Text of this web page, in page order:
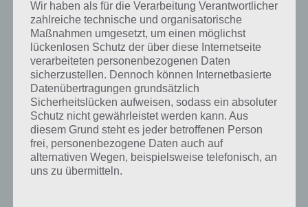
Bilder 1 Wort, doch welche Bedeutung hat dieses eigentlich und was
gibt es dazu zu wissen? Passt das Wort auch zu Traumberufe? Zu
bestimmten Lösungen präsentieren wir daher auch immer eine
kurze Begriffserklärung!
Zu Fabrik haben wir zunächst keine weiteren Informationen parat!
Auf WhatsApp teilen Teilen auf Facebook
Wir haben als für die Verarbeitung Verantwortlicher
zahlreiche technische und organisatorische
Maßnahmen umgesetzt, um einen möglichst
lückenlosen Schutz der über diese Internetseite
verarbeiteten personenbezogenen Daten
sicherzustellen. Dennoch können Internetbasierte
Datenübertragungen grundsätzlich
Sicherheitslücken aufweisen, sodass ein absoluter
Schutz nicht gewährleistet werden kann. Aus
diesem Grund steht es jeder betroffenen Person
frei, personenbezogene Daten auch auf
alternativen Wegen, beispielsweise telefonisch, an
uns zu übermitteln.